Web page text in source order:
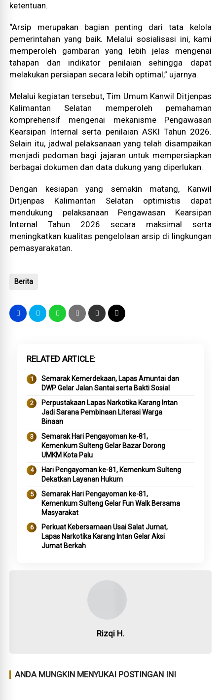
ketentuan.
“Arsip merupakan bagian penting dari tata kelola
pemerintahan yang baik. Melalui sosialisasi ini, kami
memperoleh gambaran yang lebih jelas mengenai
tahapan dan indikator penilaian sehingga dapat
melakukan persiapan secara lebih optimal,” ujarnya.
Melalui kegiatan tersebut, Tim Umum Kanwil Ditjenpas
Kalimantan Selatan memperoleh pemahaman
komprehensif mengenai mekanisme Pengawasan
Kearsipan Internal serta penilaian ASKI Tahun 2026.
Selain itu, jadwal pelaksanaan yang telah disampaikan
menjadi pedoman bagi jajaran untuk mempersiapkan
berbagai dokumen dan data dukung yang diperlukan.
Dengan kesiapan yang semakin matang, Kanwil
Ditjenpas Kalimantan Selatan optimistis dapat
mendukung pelaksanaan Pengawasan Kearsipan
Internal Tahun 2026 secara maksimal serta
meningkatkan kualitas pengelolaan arsip di lingkungan
pemasyarakatan.
Berita
RELATED ARTICLE
Semarak Kemerdekaan, Lapas Amuntai dan
DWP Gelar Jalan Santai serta Bakti Sosial
Perpustakaan Lapas Narkotika Karang Intan
Jadi Sarana Pembinaan Literasi Warga
Binaan
Semarak Hari Pengayoman ke-81,
Kemenkum Sulteng Gelar Bazar Dorong
UMKM Kota Palu
Hari Pengayoman ke-81, Kemenkum Sulteng
Dekatkan Layanan Hukum
Semarak Hari Pengayoman ke-81,
Kemenkum Sulteng Gelar Fun Walk Bersama
Masyarakat
Perkuat Kebersamaan Usai Salat Jumat,
Lapas Narkotika Karang Intan Gelar Aksi
Jumat Berkah
Rizqi H.
ANDA MUNGKIN MENYUKAI POSTINGAN INI